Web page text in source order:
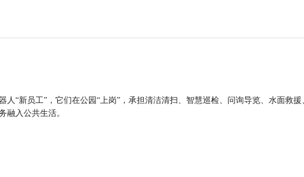
人“新员工”，它们在公园“上岗”，承担清洁清扫、智慧巡检、问询导览、水面救援
融入公共生活。